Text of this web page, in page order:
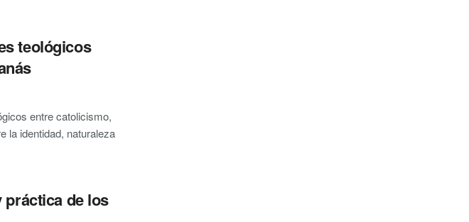
teológicos
entre catolicismo,
la identidad, naturaleza
de los